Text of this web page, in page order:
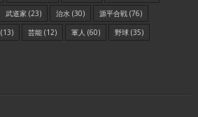
武道家 (23) 治水 (30) 源平合戦 (76)
(13) 芸能 (12) 軍人 (60) 野球 (35)